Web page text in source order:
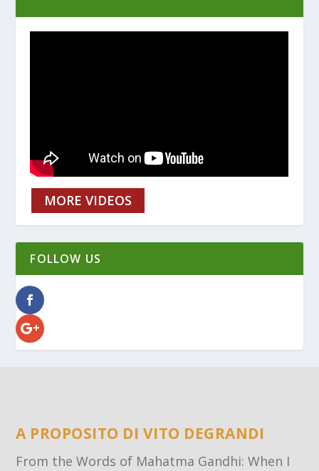
MORE VIDEOS
FOLLOW US
A PROPOSITO DI VITO DEGRANDI
From the Words of Mahatma Gandhi: When I